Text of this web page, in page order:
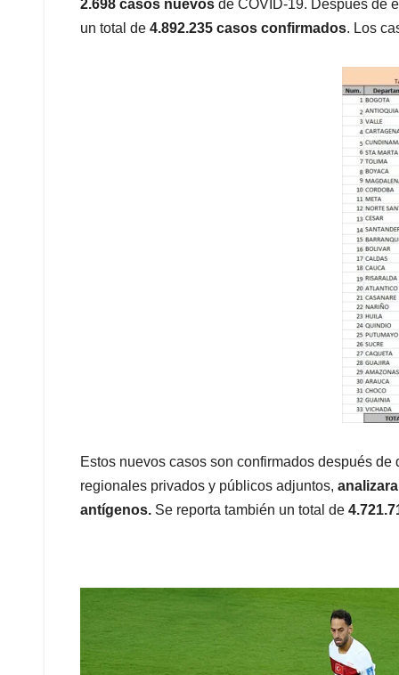
p
k
n
2.698 casos nuevos de COVID-19. Después de
un total de 4.892.235 casos confirmados. Los
Estos nuevos casos son confirmados después
regionales privados y públicos adjuntos,
antígenos. Se reporta también un total de